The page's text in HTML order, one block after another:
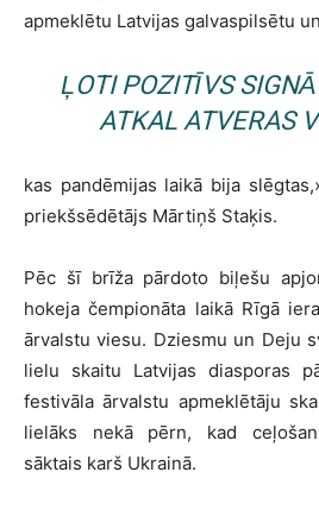
apmeklētu Latvijas galvaspilsētu
ĻOTI POZITĪVS
ATKAL ATVERAS
kas pandēmijas laikā bija
priekšsēdētājs Mārtiņš Staķis.
Pēc šī brīža pārdoto biļešu
hokeja čempionāta laikā Rīgā
ārvalstu viesu. Dziesmu un Deju
lielu skaitu Latvijas diasporas
festivāla ārvalstu apmeklētāju
lielāks nekā pērn, kad
sāktais karš Ukrainā.